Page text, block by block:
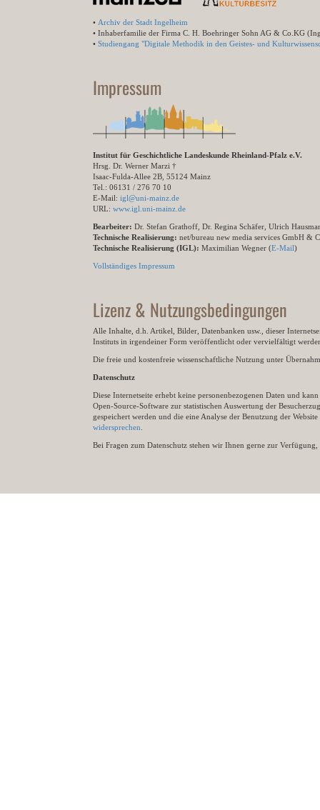
• Archiv der Stadt Ingelheim
• Inhaberfamilie der Firma C. H. Boehringer Sohn AG & Co.KG
• Studiengang "Digitale Methodik in den Geistes- und
Impressum
Institut für Geschichtliche Landeskunde Rheinland-Pfalz e.V.
Hrsg. Dr. Werner Marzi †
Isaac-Fulda-Allee 2B, 55124 Mainz
Tel.: 06131 / 276 70 10
E-Mail: igl@uni-mainz.de
URL: www.igl.uni-mainz.de
Bearbeiter: Dr. Stefan Grathoff, Dr. Regina Schäfer, Ulrich
Technische Realisierung: net/bureau new media services GmbH &
Technische Realisierung (IGL): Maximilian Wegner (E-Mail)
Vollständiges Impressum
Lizenz & Nutzungsbedingungen
Alle Inhalte, d.h. Artikel, Bilder, Datenbanken usw., dieser
Instituts in irgendeiner Form veröffentlicht oder vervielfältigt
Die freie und kostenfreie wissenschaftliche Nutzung unter
Datenschutz
Diese Internetseite erhebt keine personenbezogenen Daten und
Open-Source-Software zur statistischen Auswertung der
gespeichert werden und die eine Analyse der Benutzung der
widersprechen
Bei Fragen zum Datenschutz stehen wir Ihnen gerne zur